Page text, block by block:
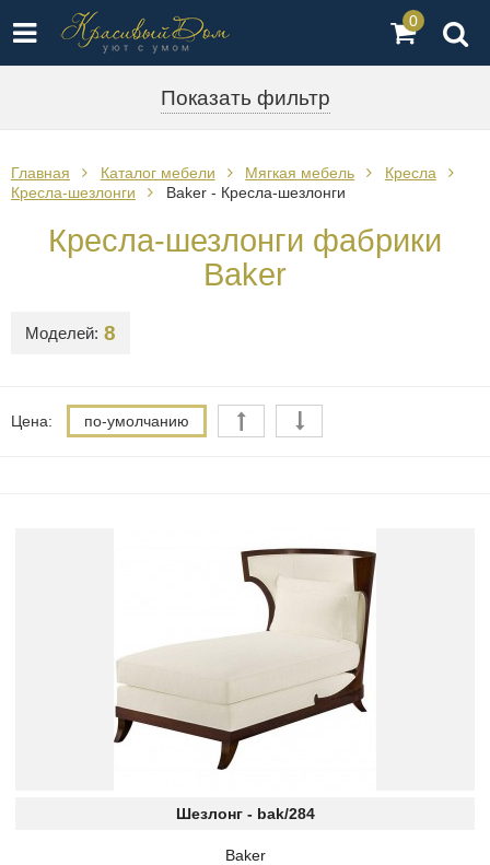
0
Показать фильтр
Главная Каталог мебели Мягкая мебель
Кресла
Кресла-шезлонги
Baker - Кресла-шезлонги
Кресла-шезлонги фабрики
Baker
Моделей: 8
Цена: по-умолчанию
Шезлонг - bak/284
Baker